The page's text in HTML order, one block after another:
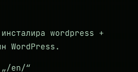
wordpress +
WordPress.
en/“